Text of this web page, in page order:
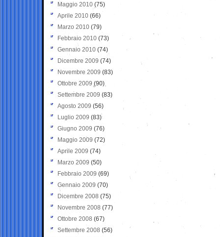
Maggio 2010 (75)
Aprile 2010 (66)
Marzo 2010 (79)
Febbraio 2010 (73)
Gennaio 2010 (74)
Dicembre 2009 (74)
Novembre 2009 (83)
Ottobre 2009 (90)
Settembre 2009 (83)
Agosto 2009 (56)
Luglio 2009 (83)
Giugno 2009 (76)
Maggio 2009 (72)
Aprile 2009 (74)
Marzo 2009 (50)
Febbraio 2009 (69)
Gennaio 2009 (70)
Dicembre 2008 (75)
Novembre 2008 (77)
Ottobre 2008 (67)
Settembre 2008 (56)